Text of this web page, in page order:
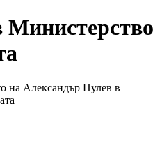
на Александър Пулев в